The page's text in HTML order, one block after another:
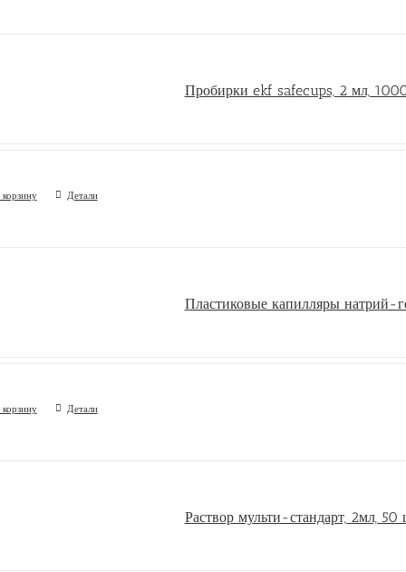
Пробирки ekf safecups, 2 мл,
Детали
Пластиковые капилляры
Детали
Раствор мульти-стандарт, 2мл, 50